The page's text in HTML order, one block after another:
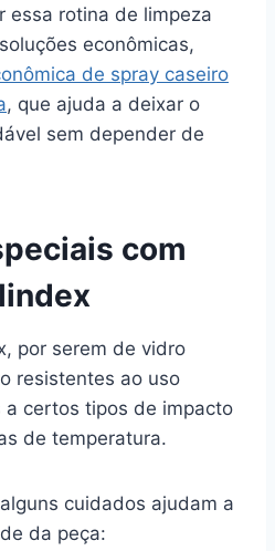
essa rotina de limpeza
econômicas,
de spray caseiro
, que ajuda a deixar o
sem depender de
com
por serem de vidro
resistentes ao uso
a certos tipos de impacto
de temperatura.
cuidados ajudam a
da peça: